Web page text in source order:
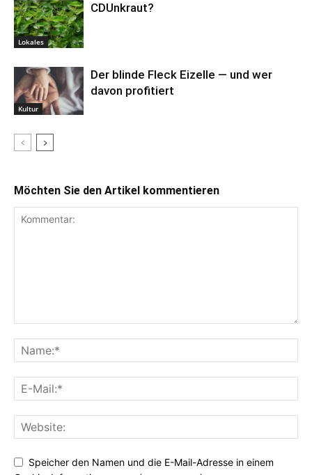
Lokales
CDUnkraut?
Kultur
Der blinde Fleck Eizelle — und wer
davon profitiert
Möchten Sie den Artikel kommentieren
Speicher den Namen und die E-Mail-Adresse in einem